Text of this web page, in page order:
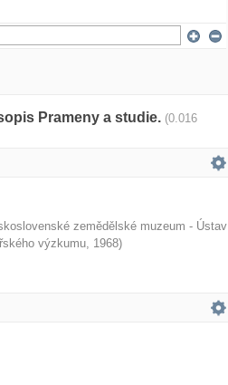
Prameny a studie. (0.016
zemědělské muzeum - Ústav
výzkumu, 1968)